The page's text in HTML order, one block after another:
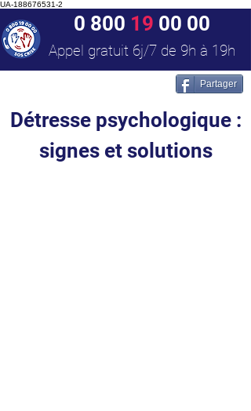
UA-188676531-2
0 800 19 00 00
Appel gratuit 6j/7 de 9h à 19h
Partager
Détresse psychologique :
signes et solutions